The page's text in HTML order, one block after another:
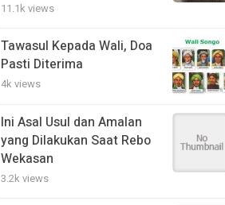
11.1k views
Tawasul Kepada Wali, Doa
Pasti Diterima
4k views
Ini Asal Usul dan Amalan
yang Dilakukan Saat Rebo
Wekasan
3.2k views